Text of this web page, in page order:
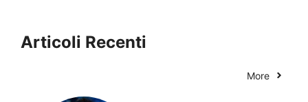
Articoli Recenti
More